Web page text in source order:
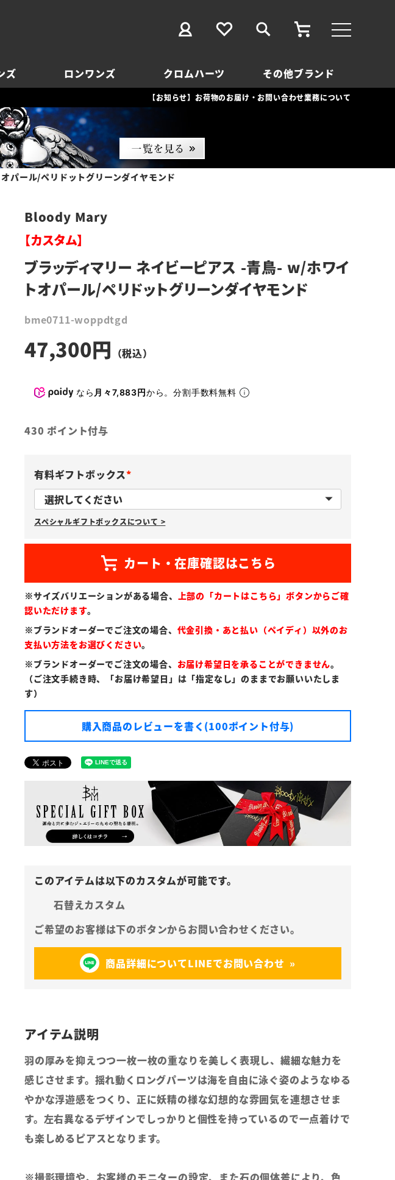
ズ ロンワンズ クロムハーツ その他ブランド
【お知らせ】お荷物のお届け・お問い合わせ業務について
パール/ペリドットグリーンダイヤモンド
Bloody Mary
【カスタム】
ブラッディマリー ネイビーピアス -青鳥- w/ホワイ
トオパール/ペリドットグリーンダイヤモンド
bme0711-woppdtgd
47,300
なら 月々7,883円から。分割手数料無料
430 ポイント付与
有料ギフトボックス
(
必
スペシャルギフトボックスについて >
※サイズバリエーションがある場合、
上部の「カートはこちら」ボタンからご確
認いただけます。
※ブランドオーダーでご注文の場合、 代金引換・あと払い（ペイディ）以外のお
支払い方法をお選びください。
※ブランドオーダーでご注文の場合、 お届け希望日を承ることができません。
（ご注文手続き時、「お届け希望日」は「指定なし」のままでお願いいたしま
す）
購入商品のレビューを書く(100ポイント付与)
石替えカスタム
商品詳細についてLINEでお問い合わせ
羽の厚みを抑えつつ一枚一枚の重なりを美しく表現し、繊細な魅力を
感じさせます。揺れ動くロングパーツは海を自由に泳ぐ姿のようなゆる
やかな浮遊感をつくり、正に妖精の様な幻想的な雰囲気を連想させま
す。左右異なるデザインでしっかりと個性を持っているので一点着けで
も楽しめるピアスとなります。
※撮影環境や、お客様のモニターの設定、また石の個体差により、色